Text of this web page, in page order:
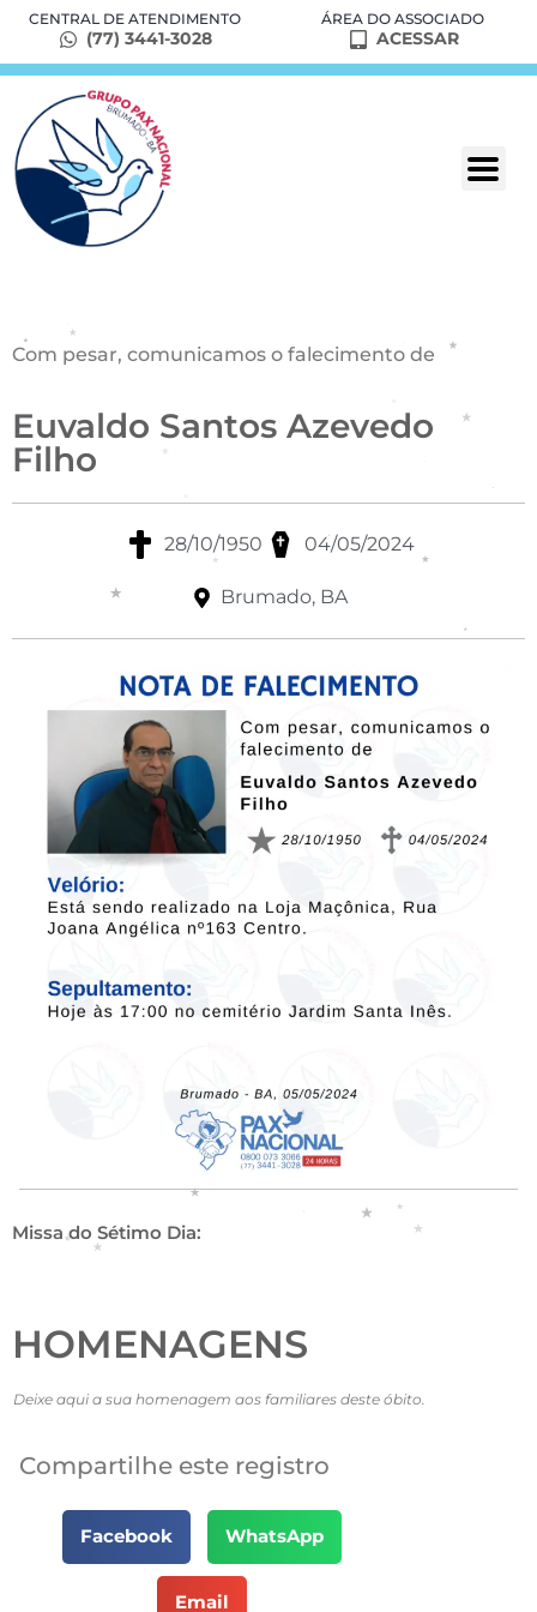
CENTRAL DE ATENDIMENTO
(77) 3441-3028
ÁREA DO ASSOCIADO
ACESSAR
Com pesar, comunicamos o falecimento de
Euvaldo Santos Azevedo
Filho
28/10/1950 04/05/2024
Brumado, BA
Missa do Sétimo Dia:
HOMENAGENS
Deixe aqui a sua homenagem aos familiares deste óbito.
Compartilhe este registro
Facebook WhatsApp
Email